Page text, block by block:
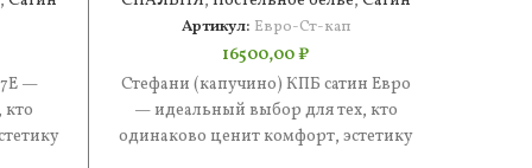
—
Артикул: Евро-Ст-кап
16500,00₽
Стефани (капучино) КПБ сатин Евро
— идеальный выбор для тех, кто
одинаково ценит комфорт, эстетику